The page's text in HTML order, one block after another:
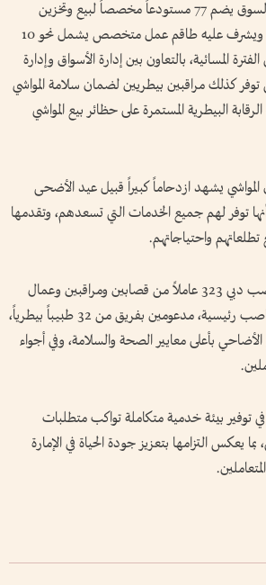
وأوضحت البلدية دبي أن السوق يضم 77 مستودعاً مخصصاً لبيع وتخزين
الأعلاف والأغذية الحيوانية، ويشرف عليه طاقم عمل متخصص يشمل نحو 10
المسائية، بالتعاون بين إدارة الأسواق وإدارة
كذلك مراقبين بيطريين لضمان سلامة المواشي
البيطرية المستمرة على حظائر بيع المواشي
يشهد ازدحاماً كبيراً قبيل عيد الأضحى
توفر لهم جميع الخدمات التي تسعدهم، وتقدمها
واحتياجاتهم.
وخصصت البلدية في مقاصب دبي 323 عاملاً من قصابين ومراقبين وعمال
صيانة، موزعين على 4 مقاصب رئيسية، مدعومين بفريق من 32 طبيباً بيطرياً،
بأعلى معايير الصحة والسلامة، وفي أجواء
توفير بيئة خدمية متكاملة تواكب متطلبات
يعكس التزامها بتعزيز جودة الحياة في الإمارة